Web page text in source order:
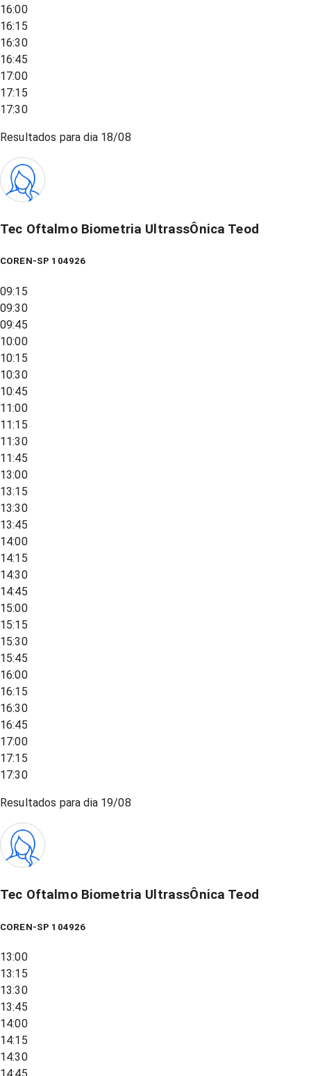
16:00
16:15
16:30
16:45
17:00
17:15
17:30
Resultados para dia 18/08
Tec Oftalmo Biometria UltrassÔnica Teod
COREN-SP 104926
09:15
09:30
09:45
10:00
10:15
10:30
10:45
11:00
11:15
11:30
11:45
13:00
13:15
13:30
13:45
14:00
14:15
14:30
14:45
15:00
15:15
15:30
15:45
16:00
16:15
16:30
16:45
17:00
17:15
17:30
Resultados para dia 19/08
Tec Oftalmo Biometria UltrassÔnica Teod
COREN-SP 104926
13:00
13:15
13:30
13:45
14:00
14:15
14:30
14:45